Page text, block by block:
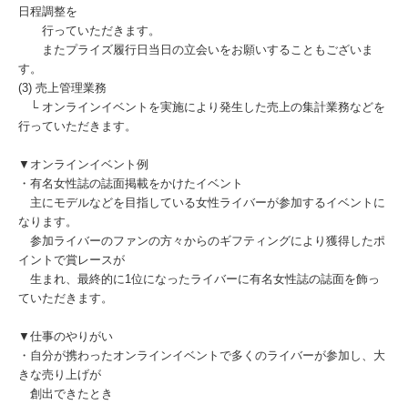
日程調整を
行っていただきます。
またプライズ履行日当日の立会いをお願いすることもございま
す。
(3) 売上管理業務
└ オンラインイベントを実施により発生した売上の集計業務などを
行っていただきます。
▼オンラインイベント例
・有名女性誌の誌面掲載をかけたイベント
主にモデルなどを目指している女性ライバーが参加するイベントに
なります。
参加ライバーのファンの方々からのギフティングにより獲得したポ
イントで賞レースが
生まれ、最終的に1位になったライバーに有名女性誌の誌面を飾っ
ていただきます。
▼仕事のやりがい
・自分が携わったオンラインイベントで多くのライバーが参加し、大
きな売り上げが
創出できたとき